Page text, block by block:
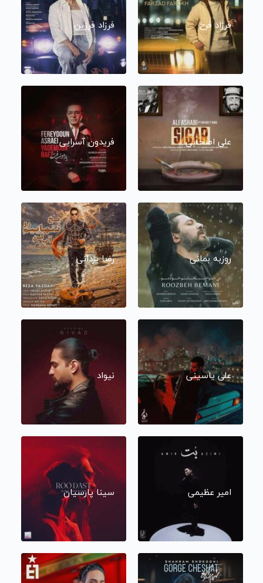
فرزاد فرخ فرزاد فرزین
علی اصحابی فریدون آسرایی
روزبه بمانی رضا یزدانی
علی یاسینی نیواد
امیر عظیمی سینا پارسیان